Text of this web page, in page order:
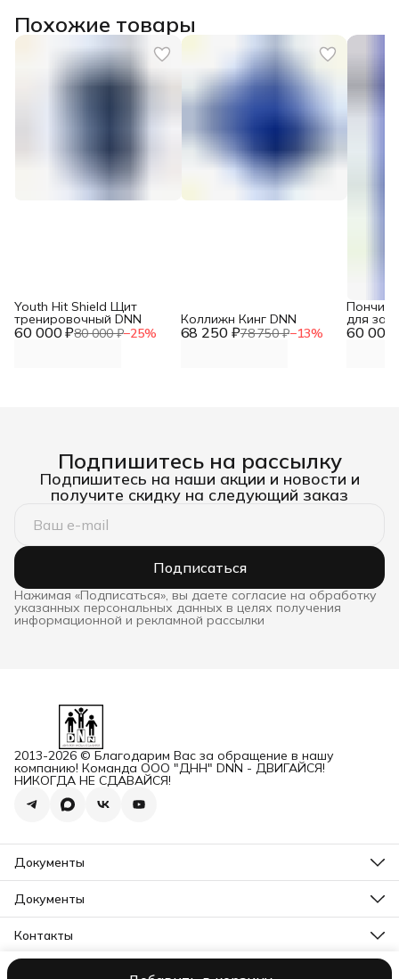
Похожие товары
60 000 ₽80 000 ₽−25%
Youth Hit Shield Щит
тренировочный DNN
68 250 ₽78 750 ₽−13%
Коллижн Кинг DNN
60 000
Пончик
для
Подпишитесь на рассылку
Подпишитесь на наши акции и новости и
получите скидку на следующий заказ
Подписаться
Нажимая «Подписаться», вы даете согласие на обработку
указанных персональных данных в целях получения
информационной и рекламной рассылки
2013-2026 © Благодарим Вас за обращение в нашу
компанию! Команда ООО "ДНН" DNN - ДВИГАЙСЯ!
НИКОГДА НЕ СДАВАЙСЯ!
Документы
ОГРН
Карточка ООО ДННСПОРТ
Сертификат соответствия
Карточка ООО ДНН
Документы
Прайс ДНН 12-2025
Свидетельство на товарный знак
Отказное письмо DNN
Заявление на возврат товара физ лицо
Контакты
Адрес